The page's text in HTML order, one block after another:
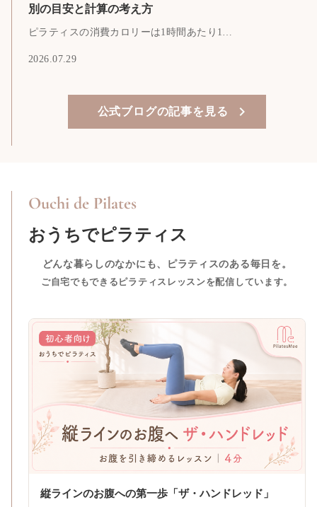
別の目安と計算の考え方
ピラティスの消費カロリーは1時間あたり1…
2026.07.29
公式ブログの記事を見る
Ouchi de Pilates
おうちでピラティス
どんな暮らしのなかにも、ピラティスのある毎日を。
ご自宅でもできるピラティスレッスンを配信しています。
縦ラインのお腹への第一歩「ザ・ハンドレッド」